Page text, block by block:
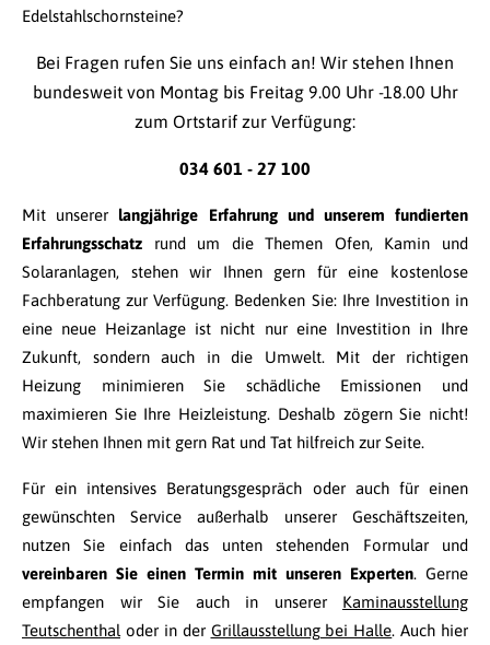
Edelstahlschornsteine?
Bei Fragen rufen Sie uns einfach an! Wir stehen Ihnen
bundesweit von Montag bis Freitag 9.00 Uhr -18.00 Uhr
zum Ortstarif zur Verfügung:
034 601 - 27 100
Mit unserer langjährige Erfahrung und unserem fundierten
Erfahrungsschatz rund um die Themen Ofen, Kamin und
Solaranlagen, stehen wir Ihnen gern für eine kostenlose
Fachberatung zur Verfügung. Bedenken Sie: Ihre Investition in
eine neue Heizanlage ist nicht nur eine Investition in Ihre
Zukunft, sondern auch in die Umwelt. Mit der richtigen
Heizung minimieren Sie schädliche Emissionen und
maximieren Sie Ihre Heizleistung. Deshalb zögern Sie nicht!
Wir stehen Ihnen mit gern Rat und Tat hilfreich zur Seite.
Für ein intensives Beratungsgespräch oder auch für einen
gewünschten Service außerhalb unserer Geschäftszeiten,
nutzen Sie einfach das unten stehenden Formular und
vereinbaren Sie einen Termin mit unseren Experten. Gerne
empfangen wir Sie auch in unserer Kaminausstellung
Teutschenthal oder in der Grillausstellung bei Halle. Auch hier